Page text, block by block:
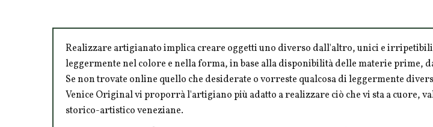
Realizzare artigianato implica creare oggetti uno diverso dall'altro, unici e
leggermente nel colore e nella forma, in base alla disponibilità delle materie prime,
Se non trovate online quello che desiderate o vorreste qualcosa di leggermente
Venice Original vi proporrà l'artigiano più adatto a realizzare ciò che vi sta a cuore,
storico-artistico veneziane.